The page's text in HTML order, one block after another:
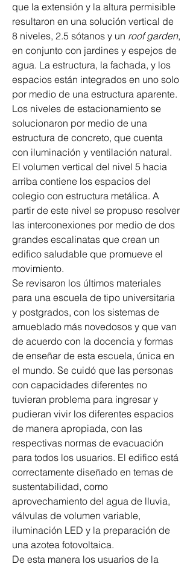
que la extensión y la altura permisible
resultaron en una solución vertical de
8 niveles, 2.5 sótanos y un roof garden,
en conjunto con jardines y espejos de
agua. La estructura, la fachada, y los
espacios están integrados en uno solo
por medio de una estructura aparente.
Los niveles de estacionamiento se
solucionaron por medio de una
estructura de concreto, que cuenta
con iluminación y ventilación natural.
El volumen vertical del nivel 5 hacia
arriba contiene los espacios del
colegio con estructura metálica. A
partir de este nivel se propuso resolver
las interconexiones por medio de dos
grandes escalinatas que crean un
edifico saludable que promueve el
movimiento.
Se revisaron los últimos materiales
para una escuela de tipo universitaria
y postgrados, con los sistemas de
amueblado más novedosos y que van
de acuerdo con la docencia y formas
de enseñar de esta escuela, única en
el mundo. Se cuidó que las personas
con capacidades diferentes no
tuvieran problema para ingresar y
pudieran vivir los diferentes espacios
de manera apropiada, con las
respectivas normas de evacuación
para todos los usuarios. El edifico está
correctamente diseñado en temas de
sustentabilidad, como
aprovechamiento del agua de lluvia,
válvulas de volumen variable,
iluminación LED y la preparación de
una azotea fotovoltaica.
De esta manera los usuarios de la